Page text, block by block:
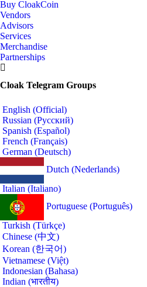
Buy CloakCoin
Vendors
Advisors
Services
Merchandise
Partnerships
Cloak Telegram Groups
English (Official)
Russian (Русский)
Spanish (Español)
French (Français)
German (Deutsch)
Dutch (Nederlands)
Italian (Italiano)
Portuguese (Português)
Turkish (Türkçe)
Chinese (中文)
Korean (한국어)
Vietnamese (Việt)
Indonesian (Bahasa)
Indian (भारतीय)